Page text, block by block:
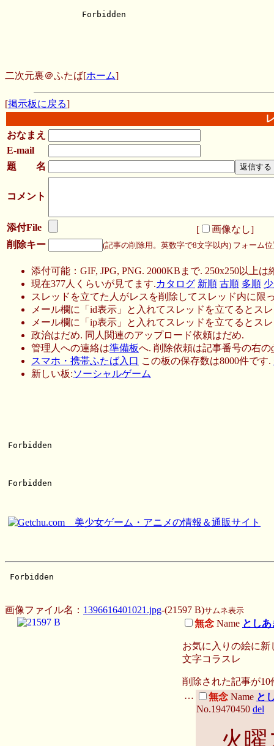
二次元裏＠ふたば[ホーム]
[掲示板に戻る]
おなまえ
E-mail
題 名
コメント
添付File [ 画像なし]
削除キー
(記事の削除用。英数字で8文字以内) フォーム
添付可能：GIF, JPG, PNG. 2000KBまで. 250x250以上は
現在377人くらいが見てます.カタログ 新順 古順 多順
スレッドを立てた人がレスを削除してスレッド内に限
メール欄に「id表示」と入れてスレッドを立てるとス
メール欄に「ip表示」と入れてスレッドを立てるとス
政治はだめ. 同人関連のアップロード依頼はだめ.
管理人への連絡は準備板へ. 削除依頼は記事番号の右の
スマホ・携帯ふたば入口 この板の保存数は8000件です.
新しい板:ソーシャルゲーム
画像ファイル名： 1396616401021.jpg-(21597 B)サムネ表示
無念 Name とし
お気に入りの絵に
文字コラスレ
削除された記事が10
…
無念 Name と
No.19470450 del
火